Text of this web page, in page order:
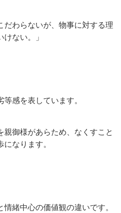
だわらないが、物事に対する理
ない。」
感を表しています。
親御様があらため、なくすこと
なります。
緒中心の価値観の違いです。